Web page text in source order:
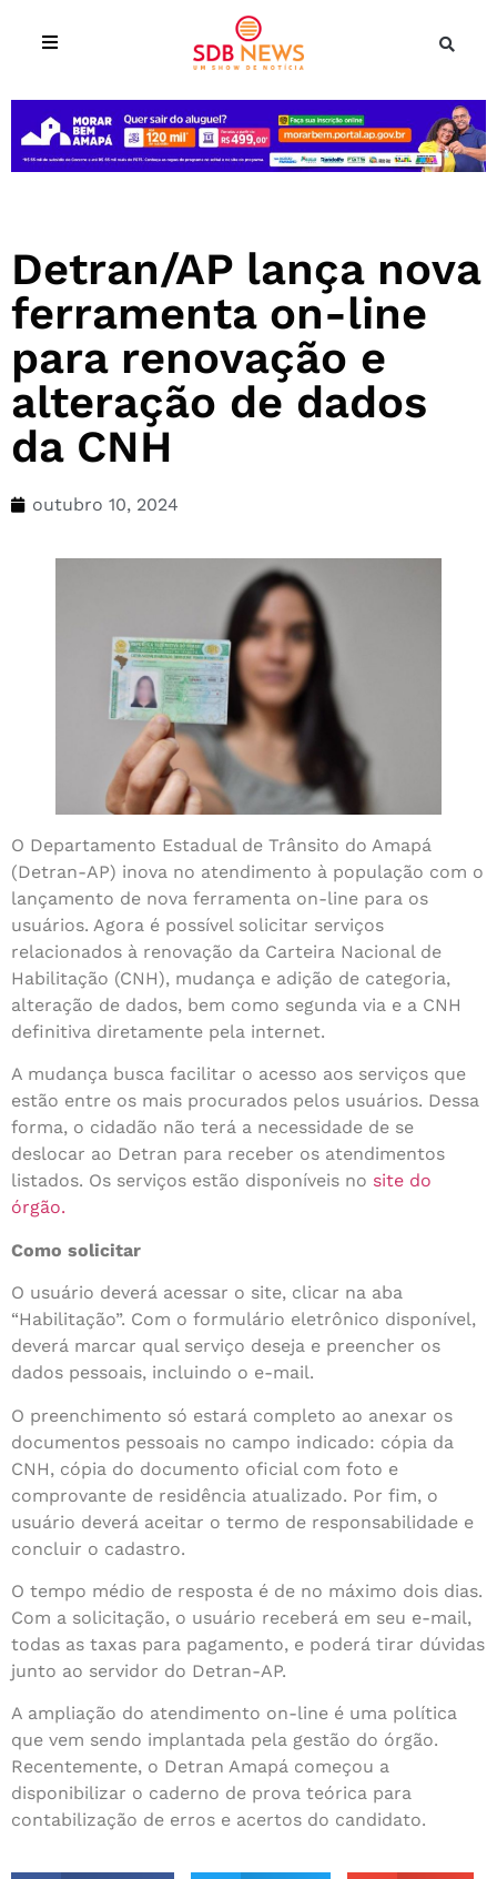
Detran/AP lança nova
ferramenta on-line
para renovação e
alteração de dados
da CNH
outubro 10, 2024
O Departamento Estadual de Trânsito do Amapá
(Detran-AP) inova no atendimento à população com o
lançamento de nova ferramenta on-line para os
usuários. Agora é possível solicitar serviços
relacionados à renovação da Carteira Nacional de
Habilitação (CNH), mudança e adição de categoria,
alteração de dados, bem como segunda via e a CNH
definitiva diretamente pela internet.
A mudança busca facilitar o acesso aos serviços que
estão entre os mais procurados pelos usuários. Dessa
forma, o cidadão não terá a necessidade de se
deslocar ao Detran para receber os atendimentos
listados. Os serviços estão disponíveis no site do
órgão.
Como solicitar
O usuário deverá acessar o site, clicar na aba
“Habilitação”. Com o formulário eletrônico disponível,
deverá marcar qual serviço deseja e preencher os
dados pessoais, incluindo o e-mail.
O preenchimento só estará completo ao anexar os
documentos pessoais no campo indicado: cópia da
CNH, cópia do documento oficial com foto e
comprovante de residência atualizado. Por fim, o
usuário deverá aceitar o termo de responsabilidade e
concluir o cadastro.
O tempo médio de resposta é de no máximo dois dias.
Com a solicitação, o usuário receberá em seu e-mail,
todas as taxas para pagamento, e poderá tirar dúvidas
junto ao servidor do Detran-AP.
A ampliação do atendimento on-line é uma política
que vem sendo implantada pela gestão do órgão.
Recentemente, o Detran Amapá começou a
disponibilizar o caderno de prova teórica para
contabilização de erros e acertos do candidato.